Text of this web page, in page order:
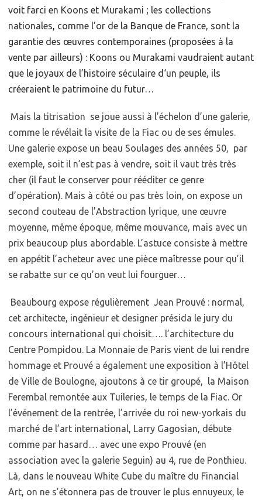
voit farci en Koons et Murakami ; les collections
nationales, comme l’or de la Banque de France, sont la
garantie des œuvres contemporaines (proposées à la
vente par ailleurs) : Koons ou Murakami vaudraient autant
que le joyaux de l’histoire séculaire d‘un peuple, ils
créeraient le patrimoine du futur…
Mais la titrisation se joue aussi à l’échelon d’une galerie,
comme le révélait la visite de la Fiac ou de ses émules.
Une galerie expose un beau Soulages des années 50, par
exemple, soit il n’est pas à vendre, soit il vaut très très
cher (il faut le conserver pour rééditer ce genre
d’opération). Mais à côté ou pas très loin, on expose un
second couteau de l’Abstraction lyrique, une œuvre
moyenne, même époque, même mouvance, mais avec un
prix beaucoup plus abordable. L’astuce consiste à mettre
en appétit l’acheteur avec une pièce maîtresse pour qu’il
se rabatte sur ce qu’on veut lui fourguer…
Beaubourg expose régulièrement Jean Prouvé : normal,
cet architecte, ingénieur et designer présida le jury du
concours international qui choisit…. l’architecture du
Centre Pompidou. La Monnaie de Paris vient de lui rendre
hommage et Prouvé a également une exposition à l’Hôtel
de Ville de Boulogne, ajoutons à ce tir groupé, la Maison
Ferembal remontée aux Tuileries, le temps de la Fiac. Or
l’événement de la rentrée, l’arrivée du roi new-yorkais du
marché de l’art international, Larry Gagosian, débute
comme par hasard… avec une expo Prouvé (en
association avec la galerie Seguin) au 4, rue de Ponthieu.
Là, dans le nouveau White Cube du maître du Financial
Art, on ne s’étonnera pas de trouver le plus ennuyeux, le